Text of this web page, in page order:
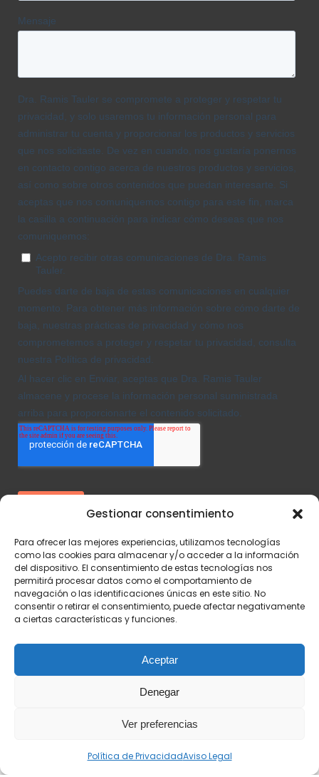
Gestionar consentimiento
Para ofrecer las mejores experiencias, utilizamos tecnologías
como las cookies para almacenar y/o acceder a la información
del dispositivo. El consentimiento de estas tecnologías nos
permitirá procesar datos como el comportamiento de
navegación o las identificaciones únicas en este sitio. No
consentir o retirar el consentimiento, puede afectar negativamente
a ciertas características y funciones.
Aceptar
Denegar
Ver preferencias
Política de PrivacidadAviso Legal
Aviso legal-Política de Privacidad-Política de Cookies
Desarrollado porÉruga Comunicación